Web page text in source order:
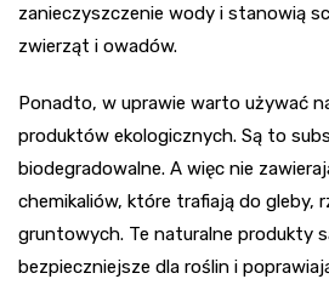
zanieczyszczenie wody i stanowią
zwierząt i owadów.
Ponadto, w uprawie warto używać
produktów ekologicznych. Są to
biodegradowalne. A więc nie
chemikaliów, które trafiają do gleby,
gruntowych. Te naturalne produkty
bezpieczniejsze dla roślin i